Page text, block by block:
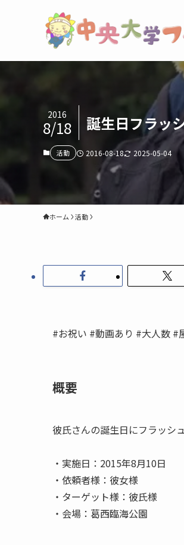
誕生日フラッ
2016
8/18
活動 2016-08-18 2025-05-04
ホーム 活動
#お祝い #動画あり #大人数 #
概要
彼氏さんの誕生日にフラッシ
・実施日：2015年8月10日
・依頼者様：彼女様
・ターゲット様：彼氏様
・会場：葛西臨海公園